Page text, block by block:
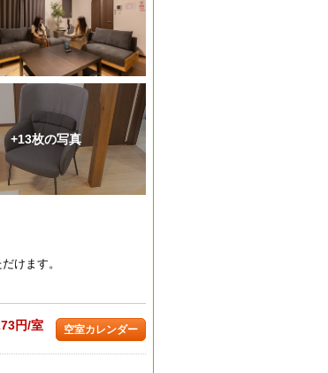
+13枚の写真
けます。
円/室 空室カレンダー